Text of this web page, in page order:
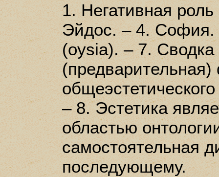
1. Негативная
Эйдос. – 4.
(oysia). – 7.
– 8. Эстетика
областью
самостоятельная
последующему.